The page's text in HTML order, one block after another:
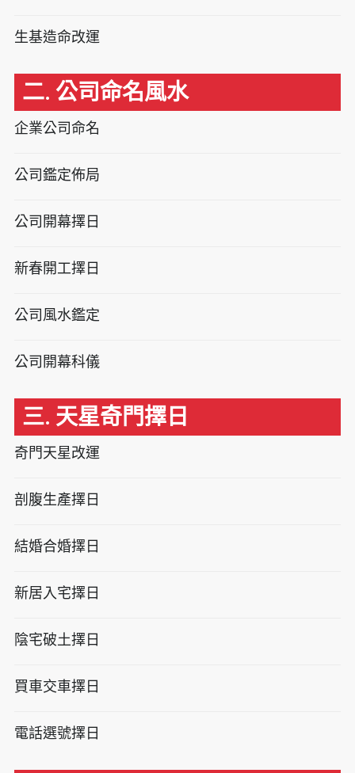
生基造命改運
二. 公司命名風水
企業公司命名
公司鑑定佈局
公司開幕擇日
新春開工擇日
公司風水鑑定
公司開幕科儀
三. 天星奇門擇日
奇門天星改運
剖腹生產擇日
結婚合婚擇日
新居入宅擇日
陰宅破土擇日
買車交車擇日
電話選號擇日